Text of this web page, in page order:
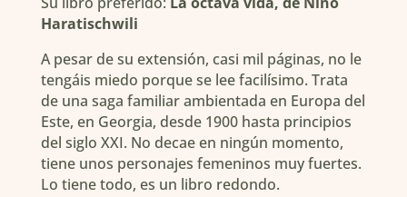
Haratischwili
A pesar de su extensión, casi mil páginas, no le
tengáis miedo porque se lee facilísimo. Trata
de una saga familiar ambientada en Europa del
Este, en Georgia, desde 1900 hasta principios
del siglo XXI. No decae en ningún momento,
tiene unos personajes femeninos muy fuertes.
Lo tiene todo, es un libro redondo.